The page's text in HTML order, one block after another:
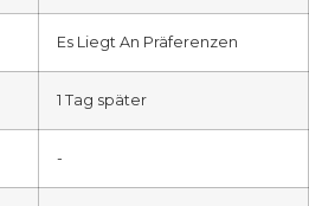
Es Liegt An Präferenzen
1 Tag später
-